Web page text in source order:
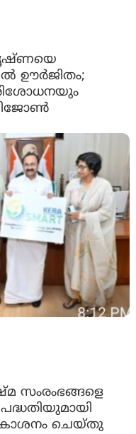
കൃഷ്ണയെ
ഊർജിതം;
സംരംഭങ്ങളെ
പദ്ധതിയുമായി
ചെയ്തു